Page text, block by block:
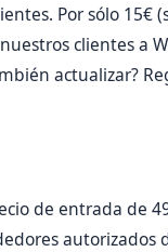
Por sólo 15€
clientes a
actualizar?
de entrada de
autorizados